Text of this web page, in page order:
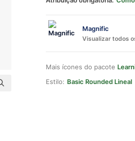
Magnific
Visualizar todos
Mais ícones do pacote
Estilo: Basic Rounded Lineal